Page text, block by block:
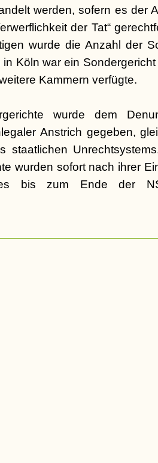
werden, sofern es der
der Tat“
wurde die Anzahl der
Köln war ein
Kammern verfügte.
wurde dem
Anstrich gegeben,
staatlichen
wurden sofort nach ihrer
bis zum Ende der